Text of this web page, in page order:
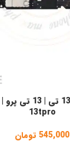
13tpro
545,000 تومان